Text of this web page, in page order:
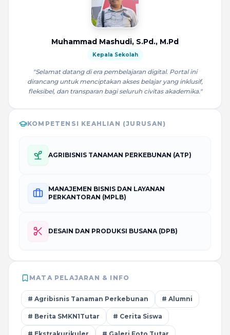
Muhammad Mashudi, S.Pd., M.Pd
Kepala Sekolah
"Selamat datang di era pembelajaran digital. Portal ini
dirancang untuk menciptakan akses belajar yang inklusif,
fleksibel, dan transparan bagi seluruh civitas akademika."
KOMPETENSI KEAHLIAN (JURUSAN)
AGRIBISNIS TANAMAN PERKEBUNAN (ATP)
MANAJEMEN BISNIS DAN LAYANAN
PERKANTORAN (MPLB)
DESAIN DAN PRODUKSI BUSANA (DPB)
MATA PELAJARAN & INFO
# Agribisnis Tanaman Perkebunan # Alumni
# Berita SMKN1Tutar # Cerita Siswa